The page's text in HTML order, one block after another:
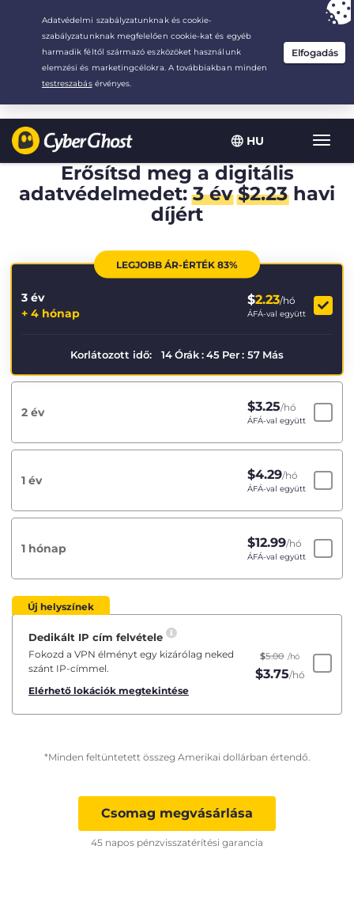
HU
Your choice:The Best Dealfor 3.3333333333333-years at $
/month
Erősítsd meg a digitális
adatvédelmedet:3 év $2.23havi
díjért
LEGJOBB ÁR-ÉRTÉK 83%
3 év
+ 4 hónap
$2.23/hó
ÁFÁ-val együtt
Korlátozott idő: 14Órák:45 Per: 56 Más
2 év $3.25/hó
ÁFÁ-val együtt
1 év $4.29/hó
ÁFÁ-val együtt
1 hónap $12.99/hó
ÁFÁ-val együtt
Új helyszínek
Dedikált IP cím felvétele
Fokozd a VPN élményt egy kizárólag neked
szánt IP-címmel.
Elérhető lokációk megtekintése
$5.00 /hó
$3.75/hó
*Minden feltüntetett összeg Amerikai dollárban értendő.
Csomag megvásárlása
45 napos pénzvisszatérítési garancia